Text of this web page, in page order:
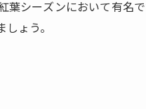
葉シーズンにおいて有名
ょう。